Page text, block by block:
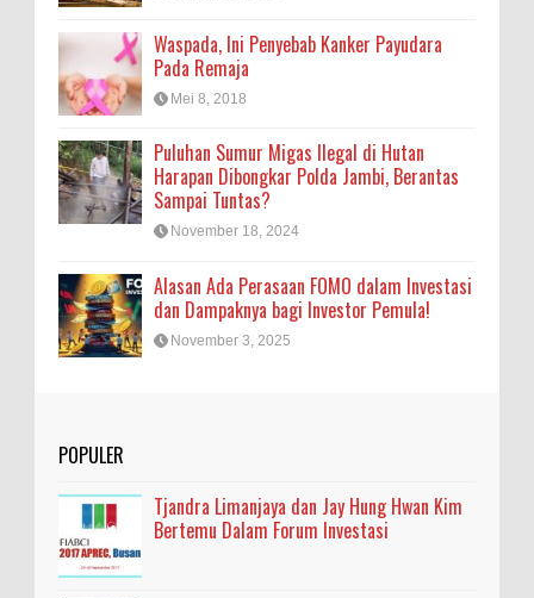
Waspada, Ini Penyebab Kanker Payudara
Pada Remaja
Mei 8, 2018
Puluhan Sumur Migas Ilegal di Hutan
Harapan Dibongkar Polda Jambi, Berantas
Sampai Tuntas?
November 18, 2024
Alasan Ada Perasaan FOMO dalam Investasi
dan Dampaknya bagi Investor Pemula!
November 3, 2025
POPULER
Tjandra Limanjaya dan Jay Hung Hwan Kim
Bertemu Dalam Forum Investasi